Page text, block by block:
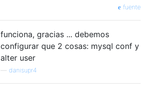
fuente
funciona, gracias ... debemos
configurar que 2 cosas: mysql conf y
alter user
danisupr4